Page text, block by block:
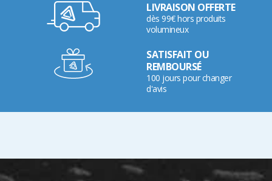
LIVRAISON OFFERTE
dès 99€ hors produits
volumineux
SATISFAIT OU
REMBOURSÉ
100 jours pour changer
d'avis